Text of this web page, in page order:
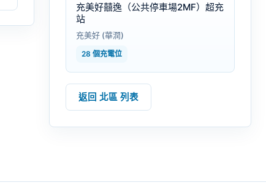
充美好囍逸（公共停車場2MF）超充
站
充美好 (華潤)
28 個充電位
返回 北區 列表